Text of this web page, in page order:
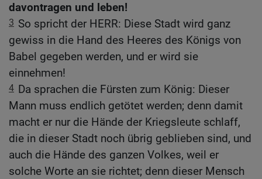
davontragen und leben!
3 So spricht der HERR: Diese Stadt wird ganz
gewiss in die Hand des Heeres des Königs von
Babel gegeben werden, und er wird sie
einnehmen!
4 Da sprachen die Fürsten zum König: Dieser
Mann muss endlich getötet werden; denn damit
macht er nur die Hände der Kriegsleute schlaff,
die in dieser Stadt noch übrig geblieben sind, und
auch die Hände des ganzen Volkes, weil er
solche Worte an sie richtet; denn dieser Mensch